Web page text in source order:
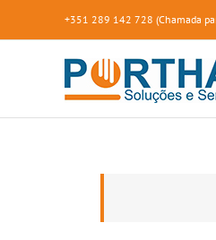
+351 289 142 728 (Chamada